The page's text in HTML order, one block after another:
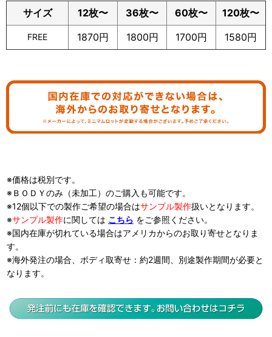
サイズ 12枚〜 36枚〜 60枚〜 120枚〜
FREE 1870円 1800円 1700円 1580円
※価格は税別です。
※ＢＯＤＹのみ（未加工）のご購入も可能です。
※12個以下での製作ご希望の場合はサンプル製作扱いとなります。
※サンプル製作に関しては こちら をご参照ください。
※国内在庫が切れている場合はアメリカからのお取り寄せとなりま
す。
※海外発注の場合、ボディ取寄せ：約2週間、別途製作期間が必要と
なります。